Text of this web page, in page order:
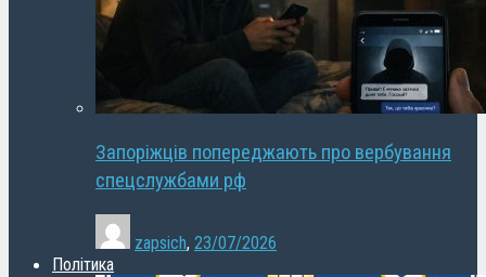
Запоріжців попереджають про вербування
спецслужбами рф
zapsich, 23/07/2026
Політика